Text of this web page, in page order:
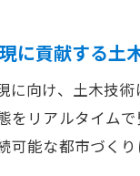
に貢献する土
に向け、土木技
をリアルタイム
可能な都市づく